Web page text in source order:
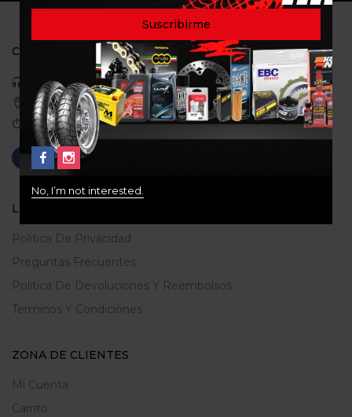
No, I’m not interested.
CONTACTO
Celular: 3113422933
Medellin, Colombia
Correo: gerencia@ridershouse.co
LEGALES
Politica De Privacidad
Preguntas Frecuentes
Política De Devoluciones Y Reembolsos
Terminos Y Condiciones
ZONA DE CLIENTES
Mi Cuenta
Carrito